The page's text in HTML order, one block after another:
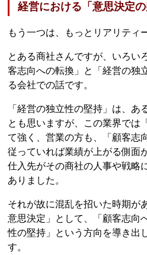
経営における「意思決定の
もう一つは、もっとリアリティ
とある商社さんですが、いろい
客志向への転換」と「経営の独
る会社での話です。
「経営の独立性の堅持」は、
とも思いますが、この業界では
て強く、営業の方も、「顧客志
従っていれば業績が上がる側面
仕入先がその商社の人事や戦略
ありました。
それが故に混乱を招いた時期が
意思決定」として、「顧客志向
性の堅持」という方向を導き出
す。